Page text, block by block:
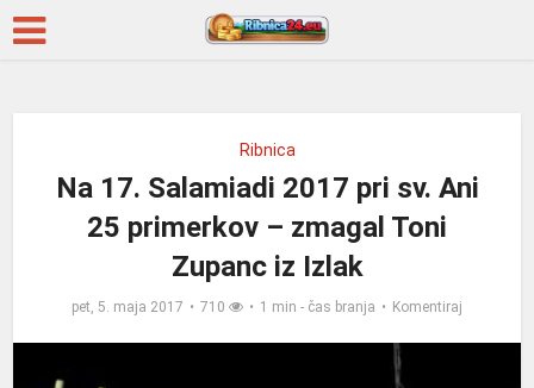
Ribnica
Na 17. Salamiadi 2017 pri sv. Ani
25 primerkov – zmagal Toni
Zupanc iz Izlak
pet, 5. maja 2017 710 1 min - čas branja Komentiraj